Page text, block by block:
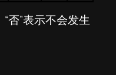
否”表示不会发生